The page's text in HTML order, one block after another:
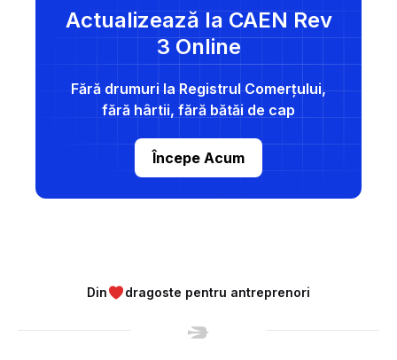
Actualizează la CAEN Rev
3 Online
Fără drumuri la Registrul Comerțului,
fără hârtii, fără bătăi de cap
Începe Acum
Din dragoste pentru antreprenori